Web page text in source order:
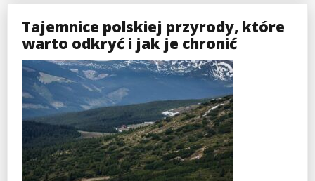
Tajemnice polskiej przyrody, które
warto odkryć i jak je chronić